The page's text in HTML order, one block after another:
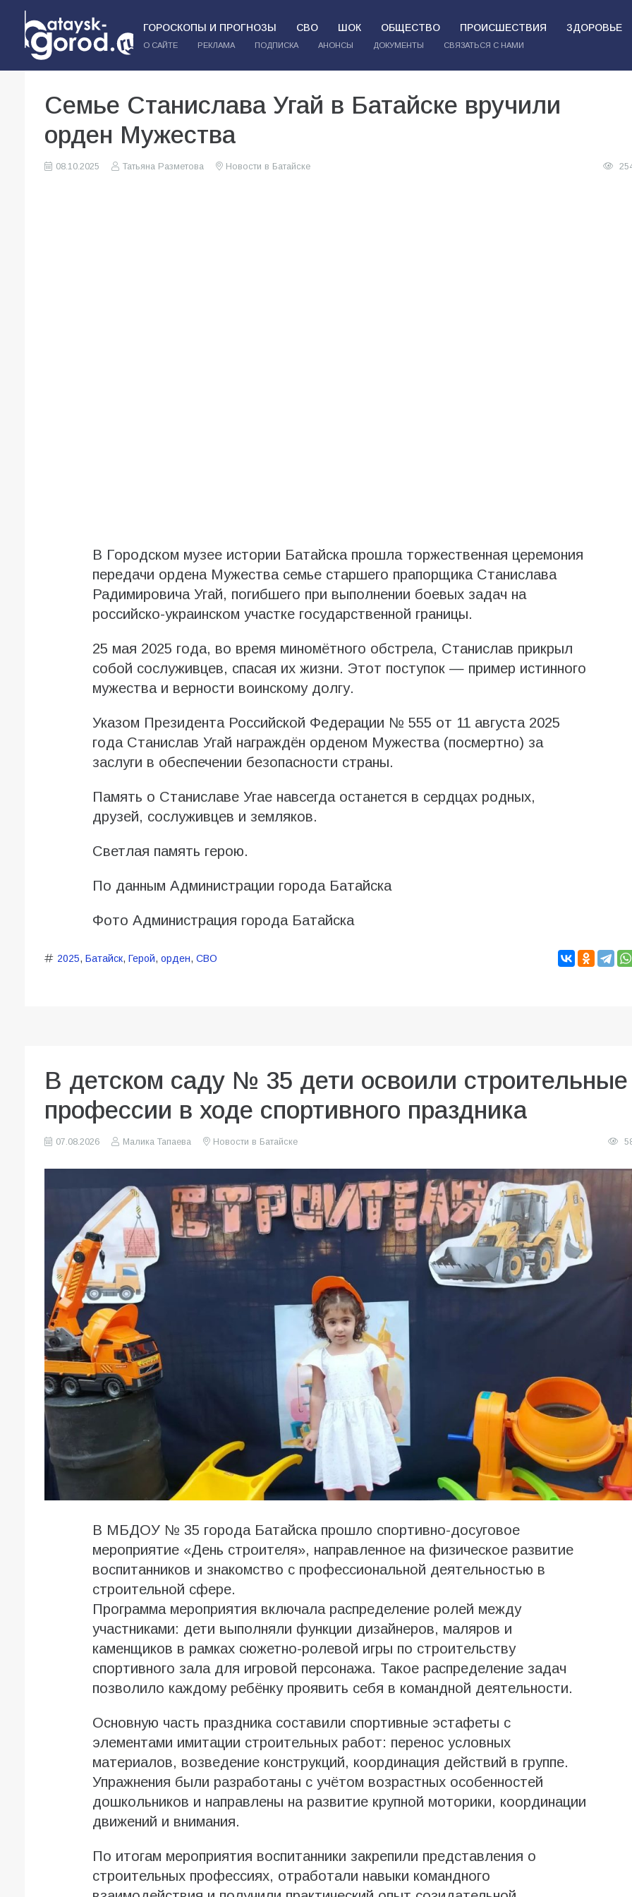
ГОРОСКОПЫ И ПРОГНОЗЫ СВО ШОК ОБЩЕСТВО ПРОИСШЕСТВИЯ ЗДОРОВЬЕ
О САЙТЕ РЕКЛАМА ПОДПИСКА АНОНСЫ ДОКУМЕНТЫ СВЯЗАТЬСЯ С НАМИ
Семье Станислава Угай в Батайске вручили
орден Мужества
08.10.2025 Татьяна Разметова Новости в Батайске
В Городском музее истории Батайска прошла торжественная церемония
передачи ордена Мужества семье старшего прапорщика Станислава
Радимировича Угай, погибшего при выполнении боевых задач на
российско-украинском участке государственной границы.
25 мая 2025 года, во время миномётного обстрела, Станислав прикрыл
собой сослуживцев, спасая их жизни. Этот поступок — пример истинного
мужества и верности воинскому долгу.
Указом Президента Российской Федерации № 555 от 11 августа 2025
года Станислав Угай награждён орденом Мужества (посмертно) за
заслуги в обеспечении безопасности страны.
Память о Станиславе Угае навсегда останется в сердцах родных,
друзей, сослуживцев и земляков.
Светлая память герою.
По данным Администрации города Батайска
Фото Администрация города Батайска
2025, Батайск, Герой, орден, СВО
В детском саду № 35 дети освоили строительные
профессии в ходе спортивного праздника
07.08.2026 Малика Тапаева Новости в Батайске
В МБДОУ № 35 города Батайска прошло спортивно-досуговое
мероприятие «День строителя», направленное на физическое развитие
воспитанников и знакомство с профессиональной деятельностью в
строительной сфере.
Программа мероприятия включала распределение ролей между
участниками: дети выполняли функции дизайнеров, маляров и
каменщиков в рамках сюжетно-ролевой игры по строительству
спортивного зала для игровой персонажа. Такое распределение задач
позволило каждому ребёнку проявить себя в командной деятельности.
Основную часть праздника составили спортивные эстафеты с
элементами имитации строительных работ: перенос условных
материалов, возведение конструкций, координация действий в группе.
Упражнения были разработаны с учётом возрастных особенностей
дошкольников и направлены на развитие крупной моторики, координации
движений и внимания.
По итогам мероприятия воспитанники закрепили представления о
строительных профессиях, отработали навыки командного